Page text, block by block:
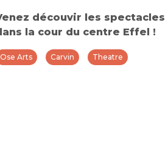
découvir les
la cour du centre Effel !
Ose Arts Carvin Theatre